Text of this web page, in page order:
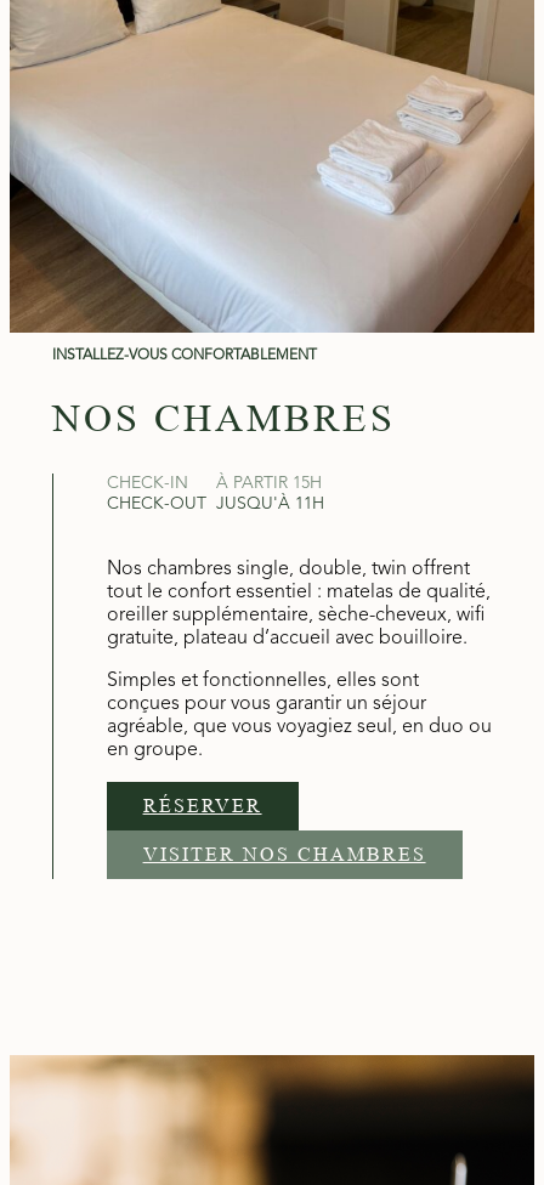
INSTALLEZ-VOUS CONFORTABLEMENT
NOS CHAMBRES
CHECK-IN
À PARTIR 15H
CHECK-OUT
JUSQU'À 11H
Nos chambres single, double, twin offrent
tout le confort essentiel : matelas de qualité,
oreiller supplémentaire, sèche-cheveux, wifi
gratuite, plateau d’accueil avec bouilloire.
Simples et fonctionnelles, elles sont
conçues pour vous garantir un séjour
agréable, que vous voyagiez seul, en duo ou
en groupe.
RÉSERVER
VISITER NOS CHAMBRES